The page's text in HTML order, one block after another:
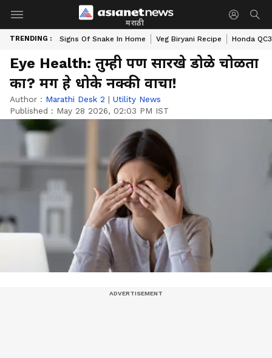
मराठी
TRENDING : Signs Of Snake In Home Veg Biryani Recipe Honda
Eye Health: तुम्ही पण सारखे डोळे चोळता
का? मग हे धोके नक्की वाचा!
Author : Marathi Desk 2 | Utility News
Published : May 28 2026, 02:03 PM IST